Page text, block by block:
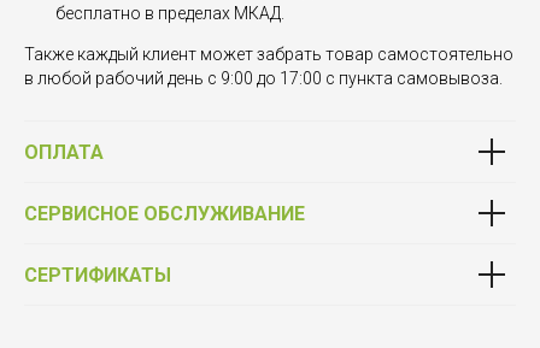
бесплатно в пределах МКАД.
Также каждый клиент может забрать товар самостоятельно
в любой рабочий день с 9:00 до 17:00 с пункта самовывоза.
ОПЛАТА
СЕРВИСНОЕ ОБСЛУЖИВАНИЕ
СЕРТИФИКАТЫ